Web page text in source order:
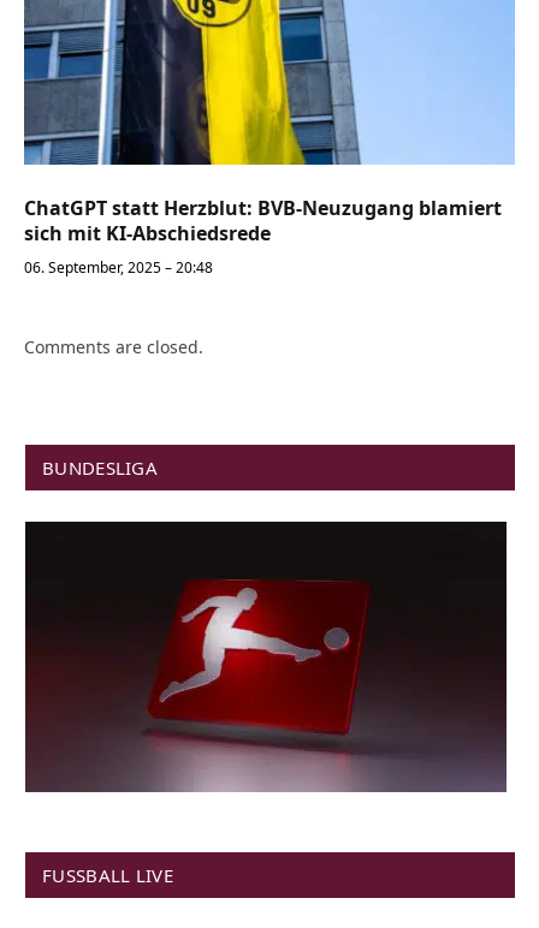
ChatGPT statt Herzblut: BVB-Neuzugang blamiert
sich mit KI-Abschiedsrede
06. September, 2025 – 20:48
Comments are closed.
BUNDESLIGA
FUSSBALL LIVE